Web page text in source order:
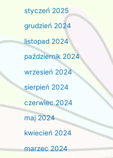
styczeń 2025
grudzień 2024
listopad 2024
październik 2024
wrzesień 2024
sierpień 2024
czerwiec 2024
maj 2024
kwiecień 2024
marzec 2024